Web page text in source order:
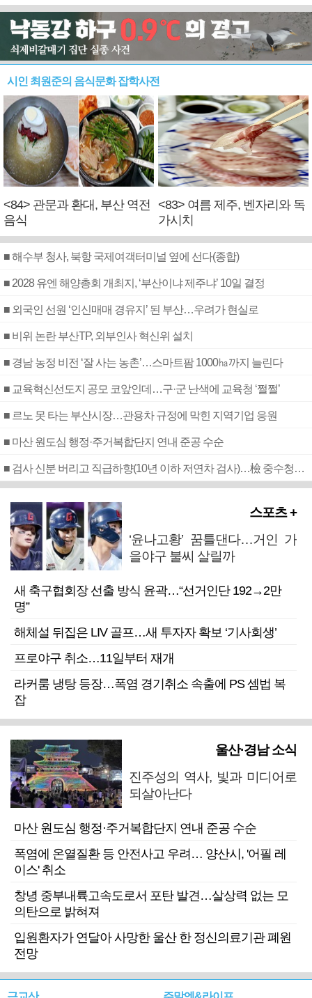
시인 최원준의 음식문화 잡학사전
<84> 관문과 환대, 부산 역전
음식
<83> 여름 제주, 벤자리와 독
가시치
■ 해수부 청사, 북항 국제여객터미널 옆에 선다(종합)
■ 2028 유엔 해양총회 개최지, ‘부산이냐 제주냐’ 10일 결정
■ 외국인 선원 ‘인신매매 경유지’ 된 부산…우려가 현실로
■ 비위 논란 부산TP, 외부인사 혁신위 설치
■ 경남 농정 비전 ‘잘 사는 농촌’…스마트팜 1000㏊까지 늘린다
■ 교육혁신선도지 공모 코앞인데…구·군 난색에 교육청 ‘쩔쩔’
■ 르노 못 타는 부산시장…관용차 규정에 막힌 지역기업 응원
■ 마산 원도심 행정·주거복합단지 연내 준공 수순
■ 검사 신분 버리고 직급하향(10년 이하 저연차 검사)…檢 중수청행 기피
스포츠 +
‘윤나고황’ 꿈틀댄다…거인 가
을야구 불씨 살릴까
새 축구협회장 선출 방식 윤곽…“선거인단 192→2만
명”
해체설 뒤집은 LIV 골프…새 투자자 확보 ‘기사회생’
프로야구 취소…11일부터 재개
라커룸 냉탕 등장…폭염 경기취소 속출에 PS 셈법 복
잡
울산·경남 소식
진주성의 역사, 빛과 미디어로
되살아난다
마산 원도심 행정·주거복합단지 연내 준공 수순
폭염에 온열질환 등 안전사고 우려… 양산시, '어필 레
이스' 취소
창녕 중부내륙고속도로서 포탄 발견…살상력 없는 모
의탄으로 밝혀져
입원환자가 연달아 사망한 울산 한 정신의료기관 폐원
전망